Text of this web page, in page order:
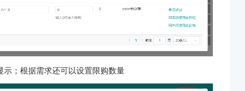
示；根据需求还可以设置限购数量